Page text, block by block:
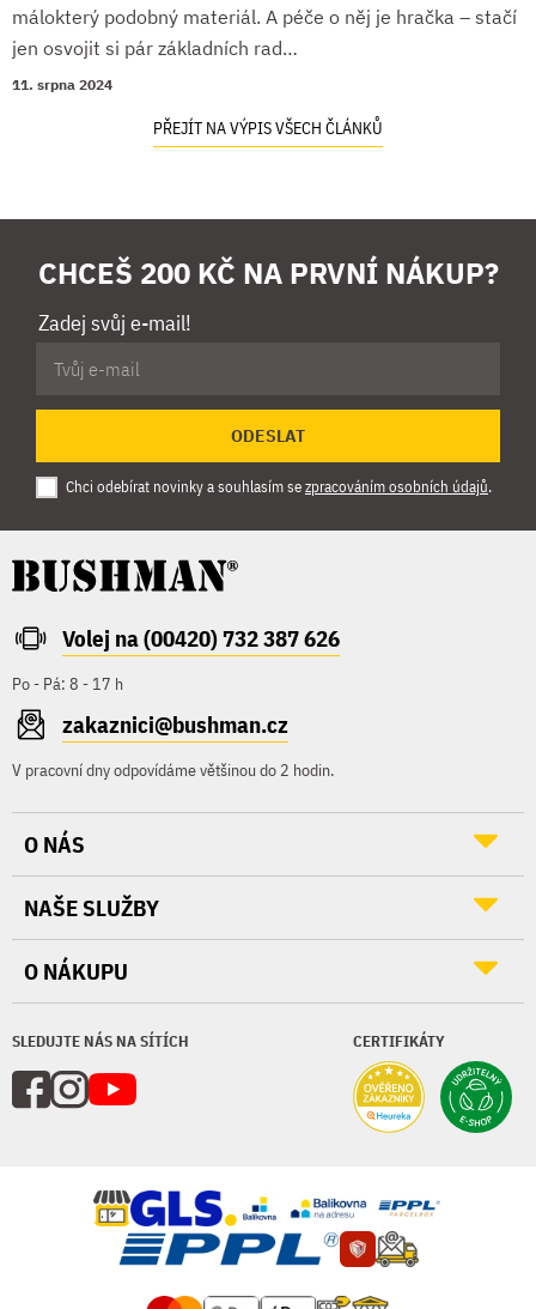
málokterý podobný materiál. A péče o něj je hračka – stačí
jen osvojit si pár základních rad…
11. srpna 2024
PŘEJÍT NA VÝPIS VŠECH ČLÁNKŮ
CHCEŠ 200 KČ NA PRVNÍ NÁKUP?
Zadej svůj e-mail!
ODESLAT
Chci odebírat novinky a souhlasím sezpracováním osobních údajů.
Volej na (00420) 732 387 626
Po - Pá: 8 - 17 h
zakaznici@bushman.cz
V pracovní dny odpovídáme většinou do 2 hodin.
SLEDUJTE NÁS NA SÍTÍCH CERTIFIKÁTY
O NÁS
NAŠE SLUŽBY
O NÁKUPU